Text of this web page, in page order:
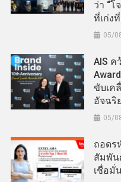
ว่า “
ที่เก่ง
05/
AIS ค
ขับเค
อัจฉริ
05/
ถอดร
สัมพัน
เชื่อมั่